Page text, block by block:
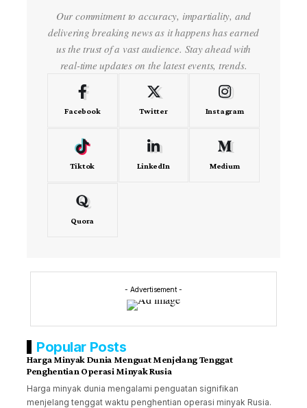
Our commitment to accuracy, impartiality, and
delivering breaking news as it happens has earned
us the trust of a vast audience. Stay ahead with
real-time updates on the latest events, trends.
Facebook Twitter Instagram
Tiktok LinkedIn Medium
Quora
- Advertisement -
Popular Posts
Harga Minyak Dunia Menguat Menjelang Tenggat
Penghentian Operasi Minyak Rusia
Harga minyak dunia mengalami penguatan signifikan
menjelang tenggat waktu penghentian operasi minyak Rusia.